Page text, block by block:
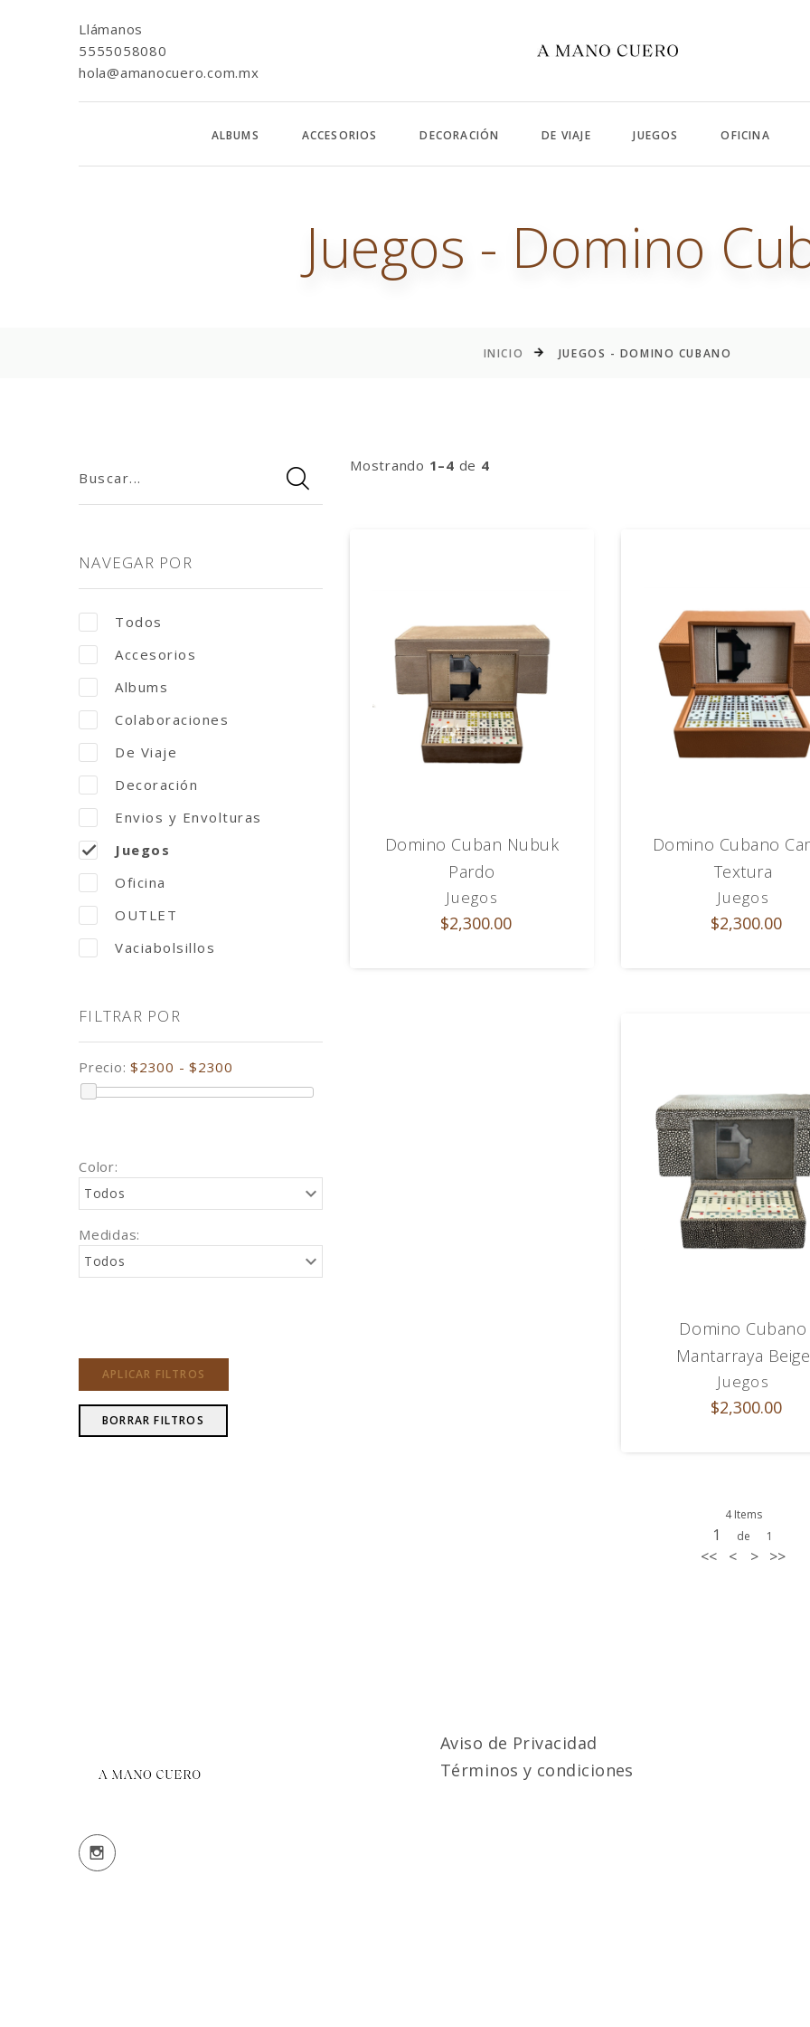
Llámanos
5555058080
hola@amanocuero.com.mx
ALBUMS ACCESORIOS DECORACIÓN DE VIAJE JUEGOS OFICINA
Juegos - Domino
INICIO JUEGOS - DOMINO CUBANO
Buscar...
NAVEGAR POR
Todos
Accesorios
Albums
Colaboraciones
De Viaje
Decoración
Envios y Envolturas
Juegos
Oficina
OUTLET
Vaciabolsillos
FILTRAR POR
Precio: $2300 - $2300
Color:
Todos
Medidas:
Todos
APLICAR FILTROS
BORRAR FILTROS
Mostrando 1–4 de 4
Domino Cuban Nubuk
Pardo
Juegos
$2,300.00
Domino Cubano
Textura
Juegos
$2,300.00
Domino Cubano
Mantarraya Beige
Juegos
$2,300.00
4 Items
1 de 1
<< < > >>
Aviso de Privacidad
Términos y condiciones